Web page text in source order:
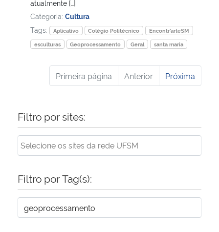
atualmente […]
Categoria: Cultura
Tags:
Aplicativo Colégio Politécnico
Encontr’arteSM
esculturas
Geoprocessamento Geral santa maria
Primeira página Anterior Próxima
Filtro por sites:
Filtro por Tag(s):